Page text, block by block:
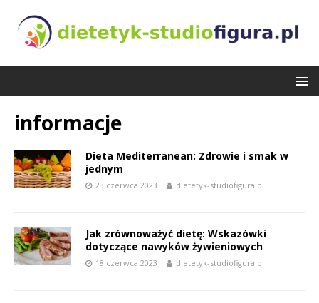
informacje
Dieta Mediterranean: Zdrowie i smak w
jednym
23 czerwca 2023 dietetyk-studiofigura.pl
Jak zrównoważyć dietę: Wskazówki
dotyczące nawyków żywieniowych
18 czerwca 2023 dietetyk-studiofigura.pl